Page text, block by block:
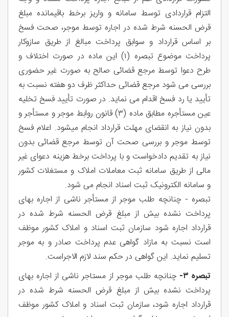
التزام قراردادی توسط سامانه و واریز برخط باقیمانده مبلغ
قرض الحسنه شرط شده در اجاره توسط موجر، صحت فسخ
بر اساس قرارداد و سوابق پرداخت مبالغ از طریق سازوکار
پرداخت موضوع تبصره (۱) این ماده در صورت اختلاف و
طرح دعوا توسط مرجع قضائی صالح به صورت غیر حضوری
بررسی می شود مرجع قضائی حداکثر ظرف دو هفته نسبت به
تأیید یا رد فسخ اقدام می نماید. در صورت تأیید فسخ تخلیه
عین مستأجره مطابق ماده (۳) قانون روابط موجر و مستأجر و
بدون نیاز به انقضای مهلت قرارداد انجام میشود. اعلام فسخ
توسط موجر و بررسی صحت آن توسط مرجع قضائی بدون
نیاز به تقدیم دادخواست و با پرداخت برخط هزینه دعوای غیر
مالی از طریق سامانه ثبت معاملات املاک و مستغلات کشور
و سامانه الکترونیک ثبت اسناد انجام می شود.
تبصره - چنانچه طلب موجر از مستأجر ناشی از اجاره بهای
پرداخت نشده بیش از مبلغ قرض الحسنه شرط شده در
قرارداد اجاره شود سازمان ثبت اسناد و املاک کشور موظف
است نسبت به مازاد گواهی عدم پرداخت صادر و به موجر
تسلیم نماید. این گواهی در حکم سند لازم الاجراست.
تبصره ۳-
چنانچه طلب موجر از مستاجر ناشی از اجاره بهای
پرداخت نشده بیش از مبلغ قرض الحسنه شرط شده در
قرارداد اجاره شود، سازمان ثبت اسناد و املاک کشور موظف